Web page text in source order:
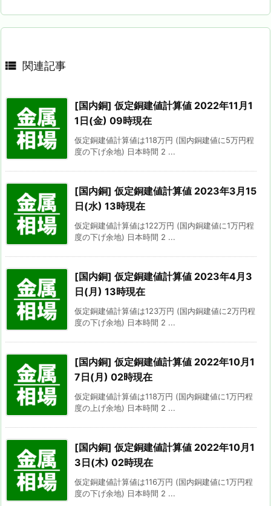
 関連記事
[国内銅] 仮定銅建値計算値 2022年11月1
1日(金) 09時現在
仮定銅建値計算値は118万円 (国内銅建値に5万円程
度の下げ余地) 日本時間 2 ...
[国内銅] 仮定銅建値計算値 2023年3月15
日(水) 13時現在
仮定銅建値計算値は122万円 (国内銅建値に1万円程
度の下げ余地) 日本時間 2 ...
[国内銅] 仮定銅建値計算値 2023年4月3
日(月) 13時現在
仮定銅建値計算値は123万円 (国内銅建値に2万円程
度の下げ余地) 日本時間 2 ...
[国内銅] 仮定銅建値計算値 2022年10月1
7日(月) 02時現在
仮定銅建値計算値は118万円 (国内銅建値に1万円程
度の上げ余地) 日本時間 2 ...
[国内銅] 仮定銅建値計算値 2022年10月1
3日(木) 02時現在
仮定銅建値計算値は116万円 (国内銅建値に1万円程
度の下げ余地) 日本時間 2 ...